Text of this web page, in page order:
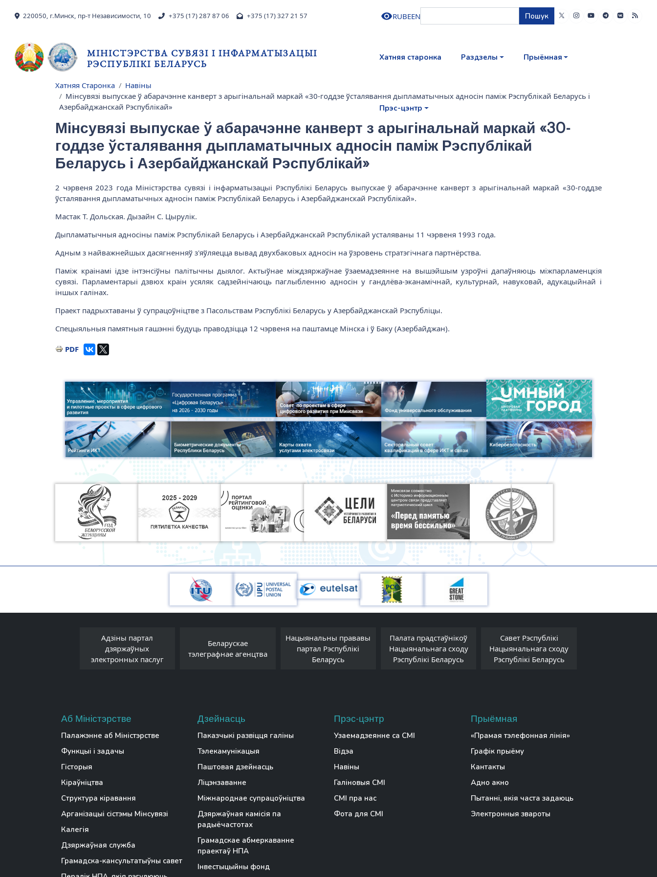
220050, г.Минск, пр-т Независимости, 10 +375 (17) 287 87 06 +375 (17) 327 21 57 RUBEEN Пошук
МІНІСТЭРСТВА СУВЯЗІ І ІНФАРМАТЫЗАЦЫІ
РЭСПУБЛІКІ БЕЛАРУСЬ
Хатняя старонка Раздзелы Прыёмная
Прэс-цэнтр
Breadcrumb
Хатняя Старонка
Навіны
Мінсувязі выпускае ў абарачэнне канверт з арыгінальнай маркай «30-годдзе ўсталявання дыпламатычных адносін паміж Рэспублікай Беларусь і
Азербайджанскай Рэспублікай»
Мінсувязі выпускае ў абарачэнне канверт з арыгінальнай маркай «30-
годдзе ўсталявання дыпламатычных адносін паміж Рэспублікай
Беларусь і Азербайджанскай Рэспублікай»
2 чэрвеня 2023 года Міністэрства сувязі і інфарматызацыі Рэспублікі Беларусь выпускае ў абарачэнне канверт з арыгінальнай маркай «30-годдзе
ўсталявання дыпламатычных адносін паміж Рэспублікай Беларусь і Азербайджанскай Рэспублікай».
Мастак Т. Дольская. Дызайн С. Цырулік.
Дыпламатычныя адносіны паміж Рэспублікай Беларусь і Азербайджанскай Рэспублікай усталяваны 11 чэрвеня 1993 года.
Адным з найважнейшых дасягненняў з'яўляецца вывад двухбаковых адносін на ўзровень стратэгічнага партнёрства.
Паміж краінамі ідзе інтэнсіўны палітычны дыялог. Актыўнае міждзяржаўнае ўзаемадзеянне на вышэйшым узроўні дапаўняюць міжпарламенцкія
сувязі. Парламентарыі дзвюх краін усяляк садзейнічаюць паглыбленню адносін у гандлёва-эканамічнай, культурнай, навуковай, адукацыйнай і
іншых галінах.
Праект падрыхтаваны ў супрацоўніцтве з Пасольствам Рэспублікі Беларусь у Азербайджанскай Рэспубліцы.
Спецыяльныя памятныя гашэнні будуць праводзіцца 12 чэрвеня на паштамце Мінска і ў Баку (Азербайджан).
PDF
Адзіны партал
дзяржаўных
электронных паслуг
Беларускае
тэлеграфнае агенцтва
Нацыянальны прававы
партал Рэспублікі
Беларусь
Палата прадстаўнікоў
Нацыянальнага сходу
Рэспублікі Беларусь
Савет Рэспублікі
Нацыянальнага сходу
Рэспублікі Беларусь
Аб Міністэрстве
Палажэнне аб Міністэрстве
Функцыі і задачы
Гісторыя
Кіраўніцтва
Структура кіравання
Арганізацыі сістэмы Мінсувязі
Калегія
Дзяржаўная служба
Грамадска-кансультатыўны савет
Дзейнасць
Паказчыкі развіцця галіны
Тэлекамунікацыя
Паштовая дзейнасць
Ліцэнзаванне
Міжнароднае супрацоўніцтва
Дзяржаўная камісія па
радыёчастотах
Грамадскае абмеркаванне
праектаў НПА
Інвестыцыйны фонд
Прэс-цэнтр
Узаемадзеянне са СМІ
Відэа
Навіны
Галіновыя СМІ
СМІ пра нас
Фота для СМІ
Прыёмная
«Прамая тэлефонная лінія»
Графік прыёму
Кантакты
Адно акно
Пытанні, якія часта задаюць
Электронныя звароты